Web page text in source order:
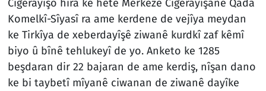
Cigêrayîşo hîra ke hetê Merkezê Cigêrayîşanê Qada
Komelkî-Sîyasî ra ame kerdene de vejîya meydan
ke Tirkîya de xeberdayîşê ziwanê kurdkî zaf kêmî
biyo û bînê tehlukeyî de yo. Anketo ke 1285
beşdaran dir 22 bajaran de ame kerdiş, nîşan dano
ke bi taybetî mîyanê ciwanan de ziwanê dayîke